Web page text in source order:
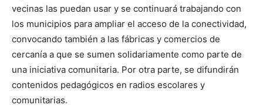
vecinas las puedan usar y se continuará trabajando con
los municipios para ampliar el acceso de la conectividad,
convocando también a las fábricas y comercios de
cercanía a que se sumen solidariamente como parte de
una iniciativa comunitaria. Por otra parte, se difundirán
contenidos pedagógicos en radios escolares y
comunitarias.